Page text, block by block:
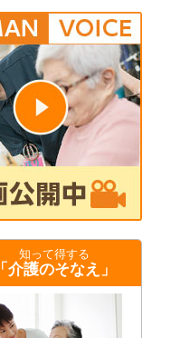
知って得する
「介護のそなえ」